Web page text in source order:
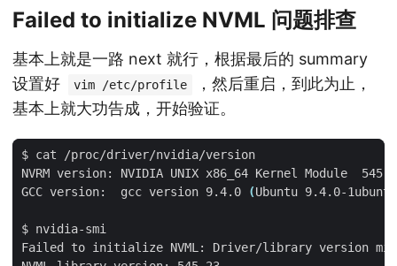
Failed to initialize NVML 问题排查
基本上就是一路 next 就行，根据最后的 summary
设置好
vim /etc/profile
，然后重启，到此为止，
基本上就大功告成，开始验证。
NVRM version: NVIDIA UNIX x86_64 Kernel Module
GCC version:  gcc version 9.4.0
(Ubuntu 9.4.0-